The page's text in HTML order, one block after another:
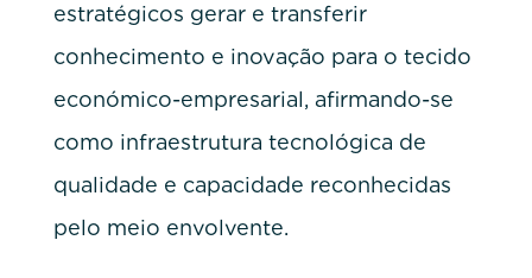
estratégicos gerar e transferir
conhecimento e inovação para o tecido
económico-empresarial, afirmando-se
como infraestrutura tecnológica de
qualidade e capacidade reconhecidas
pelo meio envolvente.